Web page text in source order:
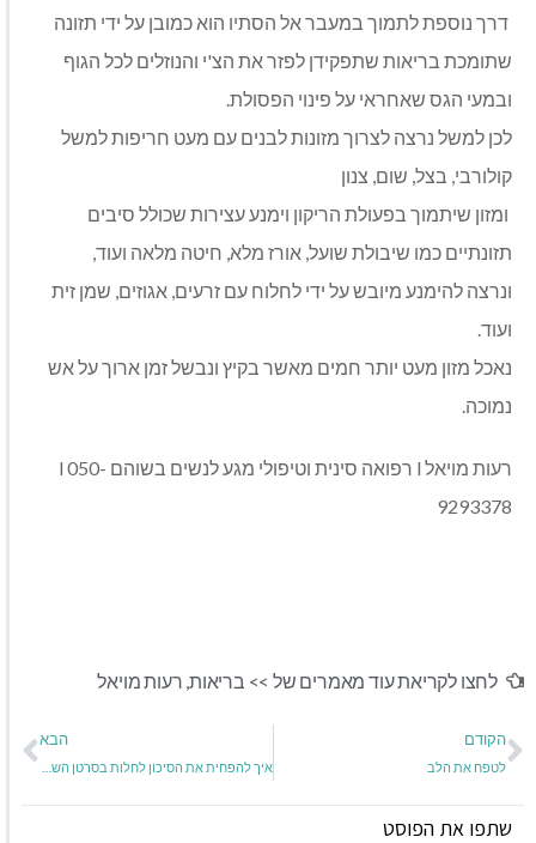
דרך נוספת לתמוך במעבר אל הסתיו הוא כמובן על ידי תזונה
שתומכת בריאות שתפקידן לפזר את הצ'י והנוזלים לכל הגוף
ובמעי הגס שאחראי על פינוי הפסולת.
לכן למשל נרצה לצרוך מזונות לבנים עם מעט חריפות למשל
קולורבי, בצל, שום, צנון
ומזון שיתמוך בפעולת הריקון וימנע עצירות שכולל סיבים
תזונתיים כמו שיבולת שועל, אורז מלא, חיטה מלאה ועוד,
ונרצה להימנע מיובש על ידי לחלוח עם זרעים, אגוזים, שמן זית
ועוד.
נאכל מזון מעט יותר חמים מאשר בקיץ ונבשל זמן ארוך על אש
נמוכה.
רעות מויאל l רפואה סינית וטיפולי מגע לנשים בשוהם l 050-
9293378
לחצו לקריאת עוד מאמרים של >> בריאות, רעות מויאל
הקודם
לטפח את הלב
הבא
שתפו את הפוסט